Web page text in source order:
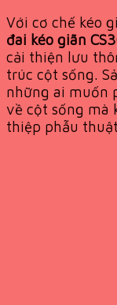
Với cơ chế kéo
đai kéo giãn
cải thiện lưu
trúc cột sống.
những ai muốn
về cột sống mà
thiệp phẫu